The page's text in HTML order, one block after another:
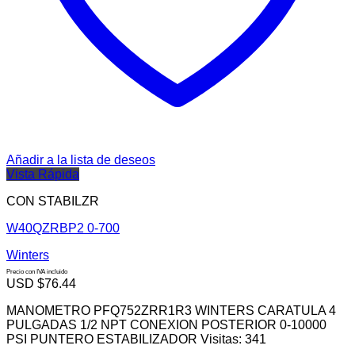
Añadir a la lista de deseos
Vista Rápida
CON STABILZR
W40QZRBP2 0-700
Winters
Precio con IVA incluido
USD $76.44
MANOMETRO PFQ752ZRR1R3 WINTERS CARATULA 4
PULGADAS 1/2 NPT CONEXION POSTERIOR 0-10000
PSI PUNTERO ESTABILIZADOR Visitas: 341